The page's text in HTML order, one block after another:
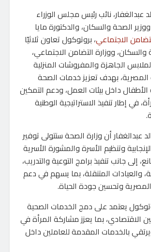
عبدالغفار، نائب رئيس مجلس الوزراء
ووزير الصحة والسكان، والدكتورة مايا
الاجتماعي، بروتوكول تعاون ثلاثيًا
والسكان، ووزارة التضامن الاجتماعي،
الجاهزة والمفروشات المنزلية
المصرية، بهدف تعزيز خدمات الصحة
الأطفال داخل بيئات العمل، ودعم التمكين
في إطار تنفيذ الاستراتيجية الوطنية
عبدالغفار أن وزارة الصحة ستتولى توفير
وتنظيم الأسرة والمشورة الأسرية
إلى جانب تنفيذ برامج التوعية والتدريب،
والعيادات المتنقلة، بما يسهم في دعم
المصرية وتحسين جودة الحياة.
يعتمد على دمج الخدمات الصحية
الاقتصادي، بما يعزز مشاركة المرأة في
بالخدمات المقدمة للعاملين داخل